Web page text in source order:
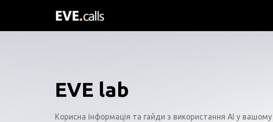
EVE lab
Корисна інформація та гайди з використання AI у вашому